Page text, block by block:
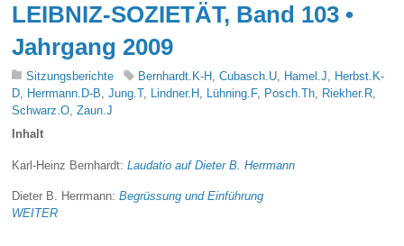
LEIBNIZ-SOZIETÄT, Band 103 •
Jahrgang 2009
Sitzungsberichte Bernhardt.K-H ,Cubasch.U, Hamel.J, Herbst.K-
D, Herrmann.D-B,Jung.T, Lindner.H , Lühning.F, Posch.Th, Riekher.R,
Schwarz.O,Zaun.J
Inhalt
Karl-Heinz Bernhardt:Laudatio auf Dieter B. Herrmann
Dieter B. Herrmann:Begrüssung und Einführung
WEITER